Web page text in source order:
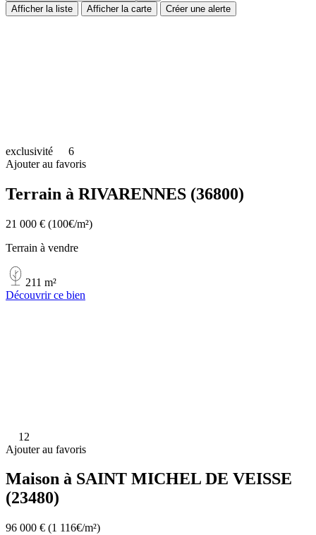
Afficher la liste
Afficher la carte Créer une alerte
exclusivité
6
Ajouter au favoris
Terrain à RIVARENNES (36800)
21 000 € (100€/m²)
Terrain à vendre
211 m²
Découvrir ce bien
12
Ajouter au favoris
Maison à SAINT MICHEL DE VEISSE
(23480)
96 000 € (1 116€/m²)